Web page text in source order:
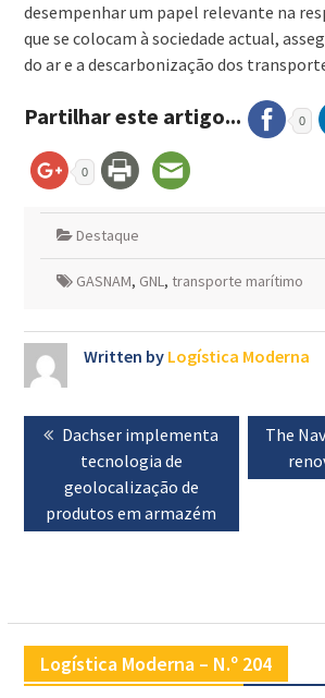
desempenhar um papel relevante na
que se colocam à sociedade actual,
do ar e a descarbonização dos
Partilhar este artigo... 0
0
Destaque
GASNAM, GNL, transporte marítimo
Written by Logística Moderna
Navegação
de
artigos
Previous
post:
Dachser implementa
tecnologia de
geolocalização de
produtos em armazém
Next
post:
The
Logística Moderna – N.º 204